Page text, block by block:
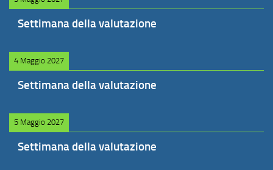
Settimana della valutazione
4 Maggio 2027
Settimana della valutazione
5 Maggio 2027
Settimana della valutazione